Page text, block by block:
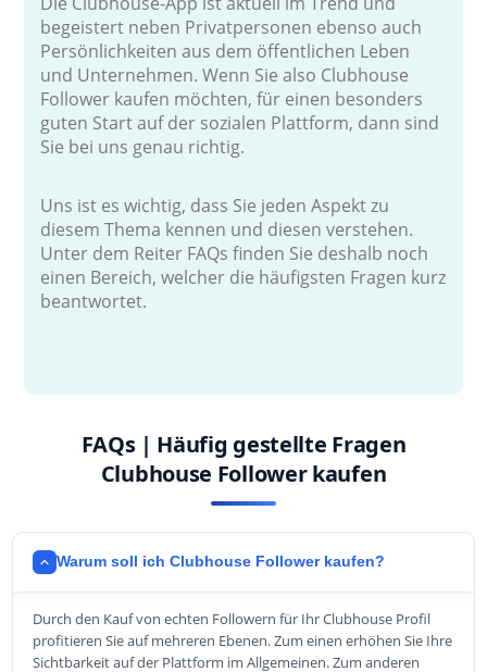
begeistert neben Privatpersonen ebenso auch
Persönlichkeiten aus dem öffentlichen Leben
und Unternehmen. Wenn Sie also Clubhouse
Follower kaufen möchten, für einen besonders
guten Start auf der sozialen Plattform, dann sind
Sie bei uns genau richtig.
Uns ist es wichtig, dass Sie jeden Aspekt zu
diesem Thema kennen und diesen verstehen.
Unter dem Reiter FAQs finden Sie deshalb noch
einen Bereich, welcher die häufigsten Fragen kurz
beantwortet.
FAQs | Häufig gestellte Fragen
Clubhouse Follower kaufen
Warum soll ich Clubhouse Follower kaufen?
Durch den Kauf von echten Followern für Ihr Clubhouse Profil
profitieren Sie auf mehreren Ebenen. Zum einen erhöhen Sie Ihre
Sichtbarkeit auf der Plattform im Allgemeinen. Zum anderen